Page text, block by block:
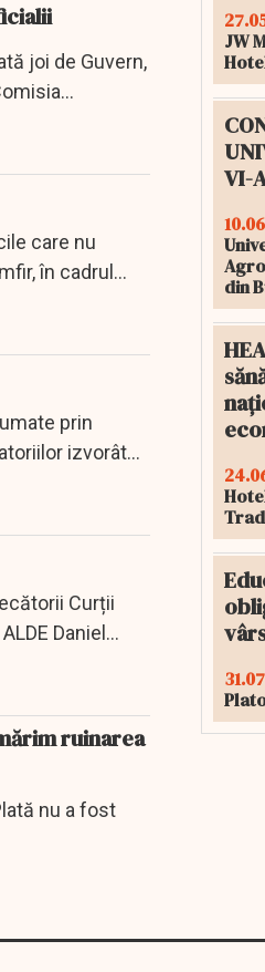
joi de Guvern,
care nu
în cadrul
prin
izvorâte
Curții
Daniel
ruinarea
nu a fost
JW
VI-
din